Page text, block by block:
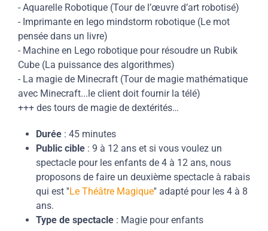
- Aquarelle Robotique (Tour de l’œuvre d’art robotisé)
- Imprimante en lego mindstorm robotique (Le mot
pensée dans un livre)
- Machine en Lego robotique pour résoudre un Rubik
Cube (La puissance des algorithmes)
- La magie de Minecraft (Tour de magie mathématique
avec Minecraft...le client doit fournir la télé)
+++ des tours de magie de dextérités…
Durée : 45 minutes
Public cible : 9 à 12 ans et si vous voulez un
spectacle pour les enfants de 4 à 12 ans, nous
proposons de faire un deuxième spectacle à rabais
qui est ''Le Théâtre Magique'' adapté pour les 4 à 8
ans.
Type de spectacle : Magie pour enfants